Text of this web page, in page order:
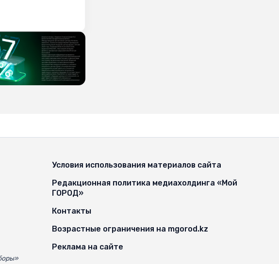
Условия использования материалов сайта
Редакционная политика медиахолдинга «Мой
ГОРОД»
Контакты
Возрастные ограничения на mgorod.kz
Реклама на сайте